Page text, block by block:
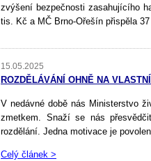
zvýšení bezpečnosti zasahujícího
tis. Kč a MČ Brno-Ořešín přispěla
15.05.2025
ROZDĚLÁVÁNÍ OHNĚ NA
V nedávné době nás Ministerstvo
zmetkem. Snaží se nás
rozdělání. Jedna motivace je
Celý článek >